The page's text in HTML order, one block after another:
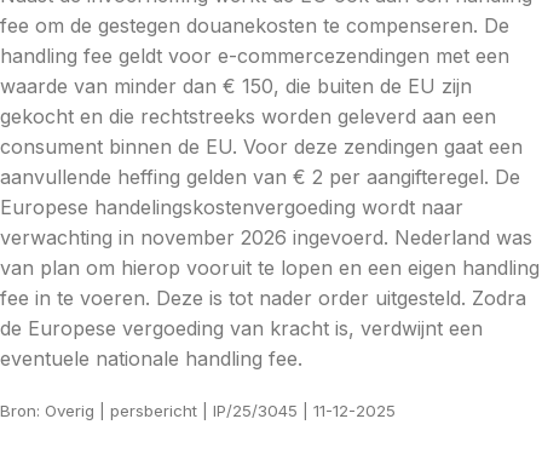
fee om de gestegen douanekosten te compenseren. De
handling fee geldt voor e-commercezendingen met een
waarde van minder dan € 150, die buiten de EU zijn
gekocht en die rechtstreeks worden geleverd aan een
consument binnen de EU. Voor deze zendingen gaat een
aanvullende heffing gelden van € 2 per aangifteregel. De
Europese handelingskostenvergoeding wordt naar
verwachting in november 2026 ingevoerd. Nederland was
van plan om hierop vooruit te lopen en een eigen handling
fee in te voeren. Deze is tot nader order uitgesteld. Zodra
de Europese vergoeding van kracht is, verdwijnt een
eventuele nationale handling fee.
Bron: Overig | persbericht | IP/25/3045 | 11-12-2025